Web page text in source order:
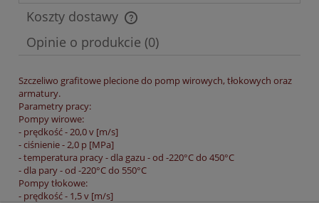
Koszty dostawy
Cena nie zawiera ewentualnych kosztów płatności
Opinie o produkcie (0)
Szczeliwo grafitowe plecione do pomp wirowych, tłokowych oraz
armatury.
Parametry pracy:
Pompy wirowe:
- prędkość - 20,0 v [m/s]
- ciśnienie - 2,0 p [MPa]
- temperatura pracy - dla gazu - od -220°C do 450°C
- dla pary - od -220°C do 550°C
Pompy tłokowe:
- prędkość - 1,5 v [m/s]